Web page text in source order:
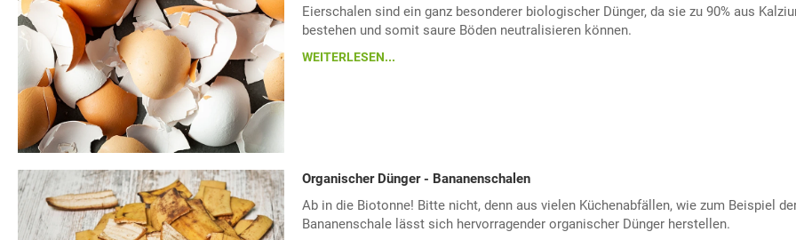
Eierschalen sind ein ganz besonderer biologischer Dünger, da sie zu 90% aus
bestehen und somit saure Böden neutralisieren können.
WEITERLESEN...
Organischer Dünger - Bananenschalen
Ab in die Biotonne! Bitte nicht, denn aus vielen Küchenabfällen, wie zum Beispiel
Bananenschale lässt sich hervorragender organischer Dünger herstellen.